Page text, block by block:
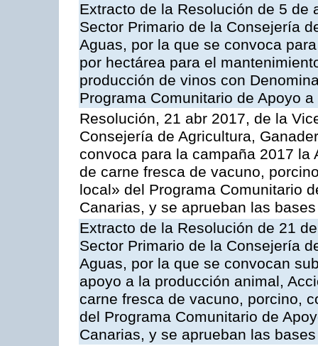
Extracto de la Resolución de 5
Sector Primario de la Consejería
Aguas, por la que se convoca
por hectárea para el
producción de vinos con
Programa Comunitario de Apoyo
Resolución, 21 abr 2017, de la
Consejería de Agricultura,
convoca para la campaña 2017
de carne fresca de vacuno,
local» del Programa Comunitario
Canarias, y se aprueban las
Extracto de la Resolución de 21
Sector Primario de la Consejería
Aguas, por la que se convocan
apoyo a la producción animal,
carne fresca de vacuno, porcino,
del Programa Comunitario de
Canarias, y se aprueban las